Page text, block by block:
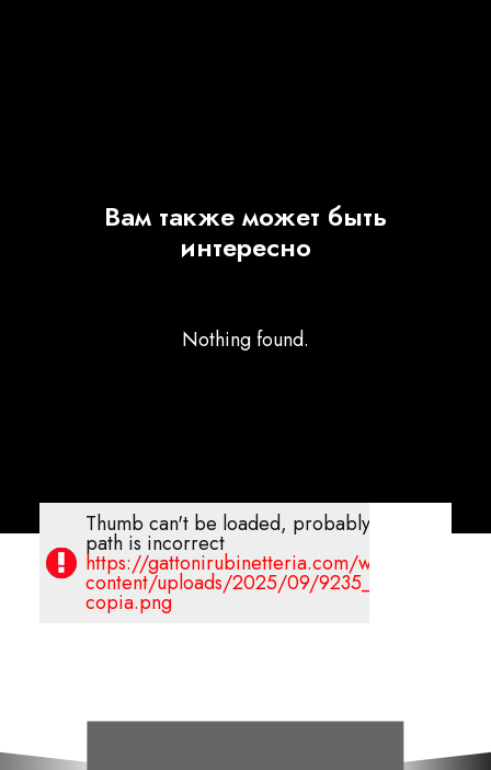
Вам также может быть
интересно
Nothing found.
Thumb can't be loaded, probably the
path is incorrect
https://gattonirubinetteria.com/wp-
content/uploads/2025/09/9235_92NS-
copia.png